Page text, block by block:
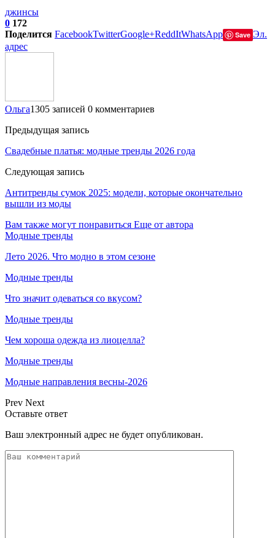
джинсы
0 172
Поделится FacebookTwitterGoogle+ReddItWhatsApp Save Эл.
адрес
Ольга1305 записей 0 комментариев
Предыдущая запись
Свадебные платья: модные тренды 2026 года
Следующая запись
Антитренды сумок 2025: модели, которые окончательно
вышли из моды
Вам также могут понравиться Еще от автора
Модные тренды
Лето 2026. Что модно в этом сезоне
Модные тренды
Что значит одеваться со вкусом?
Модные тренды
Чем хороша одежда из лиоцелла?
Модные тренды
Модные направления весны-2026
Prev Next
Оставьте ответ
Ваш электронный адрес не будет опубликован.